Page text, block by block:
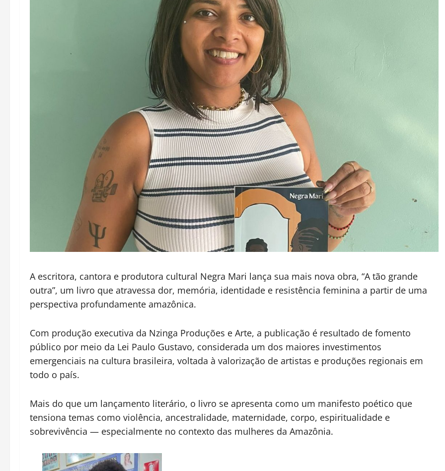
A escritora, cantora e produtora cultural Negra Mari lança sua mais nova obra, “A tão grande
outra”, um livro que atravessa dor, memória, identidade e resistência feminina a partir de uma
perspectiva profundamente amazônica.
Com produção executiva da Nzinga Produções e Arte, a publicação é resultado de fomento
público por meio da Lei Paulo Gustavo, considerada um dos maiores investimentos
emergenciais na cultura brasileira, voltada à valorização de artistas e produções regionais em
todo o país.
Mais do que um lançamento literário, o livro se apresenta como um manifesto poético que
tensiona temas como violência, ancestralidade, maternidade, corpo, espiritualidade e
sobrevivência — especialmente no contexto das mulheres da Amazônia.